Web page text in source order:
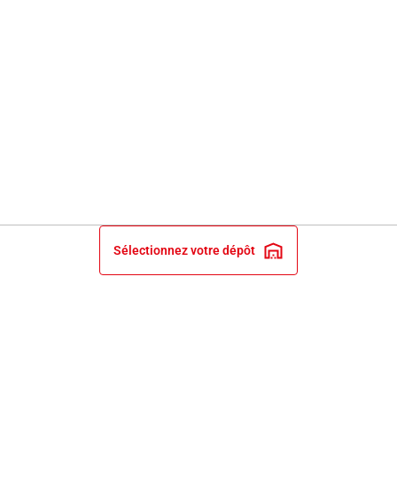
Sélectionnez votre dépôt